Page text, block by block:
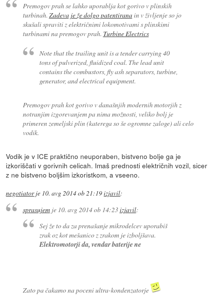
Premogov prah se lahko uporablja kot gorivo v plinskih
turbinah. Zadeva je že dolgo patentiranain v življenje so jo
skušali spraviti z električnimi lokomotivami s plinskimi
turbinami na premogov prah. Turbine Electrics
Note that the trailing unit is a tender carrying 40
tons of pulverized, fluidized coal. The lead unit
contains the combustors, fly ash separators, turbine,
generator, and electrical equipment.
Premogov prah kot gorivo v današnjih modernih motorjih z
notranjim izgorevanjem pa nima možnosti, veliko bolj je
primeren zemeljski plin (katerega so še ogromne zaloge) ali celo
vodik.
Vodik je v ICE praktično neuporaben, bistveno bolje ga je
izkoriščati v gorivnih celicah. Imaš prednosti električnih vozil, sicer
z ne bistveno boljšim izkoristkom, a vseeno.
negotiatorje 10. avg 2014 ob 21:19izjavil:
sprasujemje 10. avg 2014 ob 14:23izjavil:
Sej že to da za prenašanje mikrodelcev uporabiš
zrak oz kot mešanico z zrakom je izboljšava.
Elektromotorji da, vendar baterije ne
Zato pa čakamo na poceni ultra-kondenzatorje